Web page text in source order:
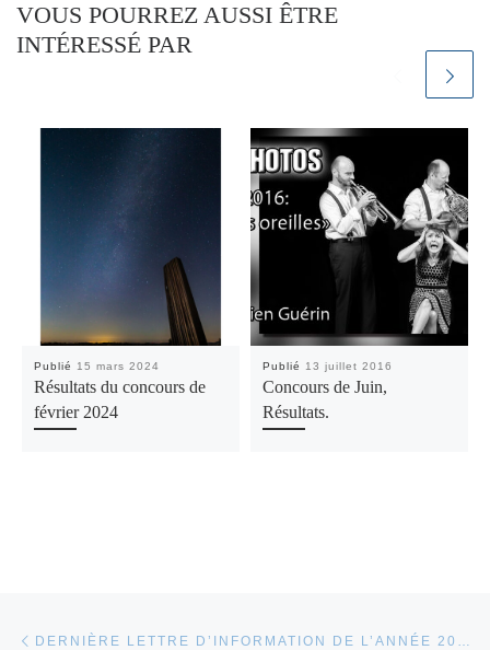
VOUS POURREZ AUSSI ÊTRE
INTÉRESSÉ PAR
Publié 15 mars 2024
Résultats du concours de
février 2024
Publié 13 juillet 2016
Concours de Juin,
Résultats.